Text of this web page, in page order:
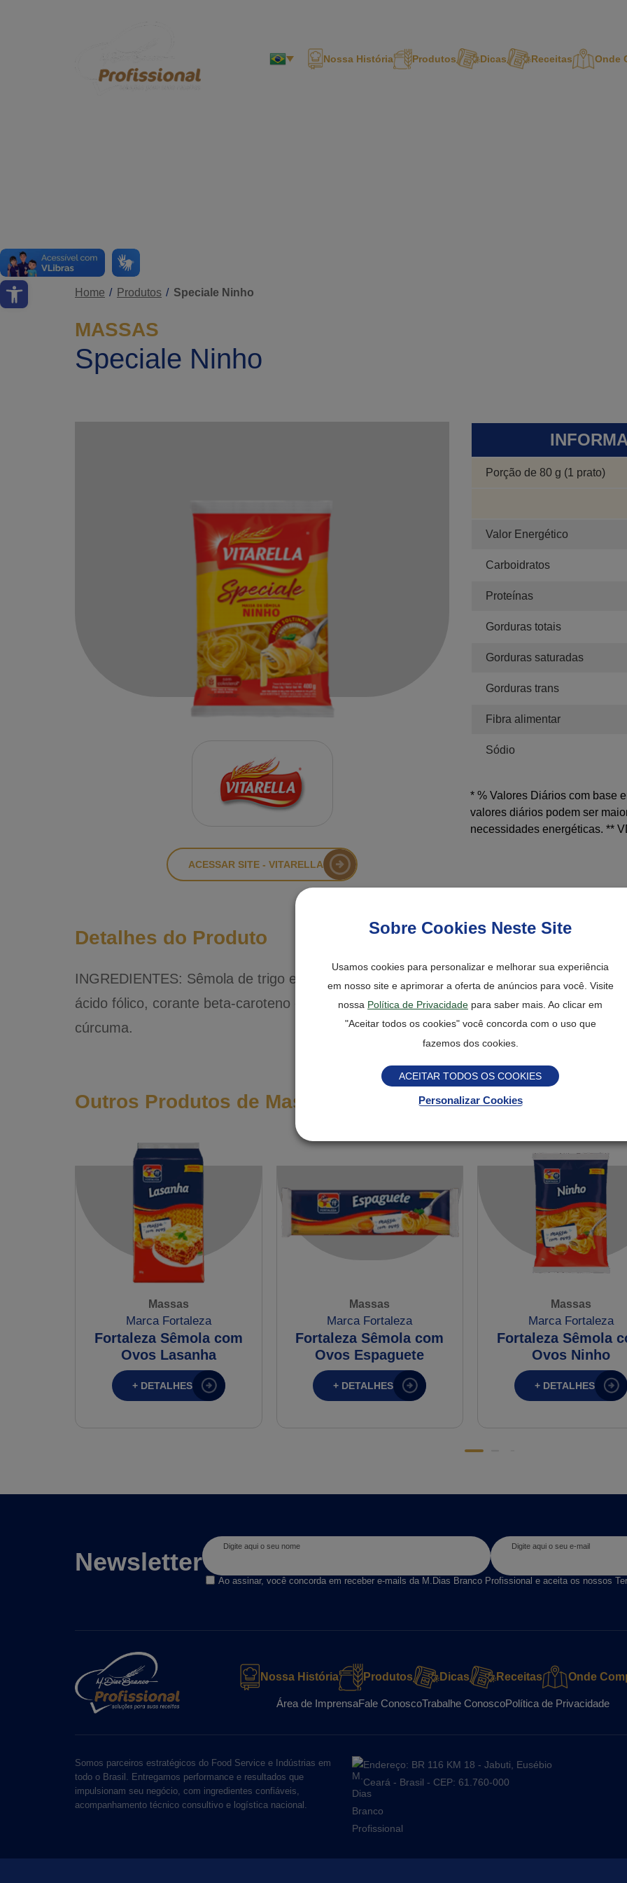
Abrir a barra de ferramentas
Nossa História Produtos Dicas Receitas Onde
Home Produtos Speciale Ninho
MASSAS
Speciale Ninho
ACESSAR SITE - VITARELLA
Porção de 80 g (1 prato)
Valor Energético
Carboidratos
Proteínas
Gorduras totais
Gorduras saturadas
Gorduras trans
Fibra alimentar
Sódio
* % Valores Diários com base
valores diários podem ser
necessidades energéticas. **
Detalhes do Produto
INGREDIENTES: Sêmola de trigo enriquecida com ferro e
ácido fólico, corante beta-caroteno ou corantes: urucum e
cúrcuma.
CONTÉM GLÚTEN.
TRIGO. PODE
E SOJA.
Outros Produtos de Massas
Massas
Marca Fortaleza
Fortaleza Sêmola com
Ovos Lasanha
+ DETALHES
Massas
Marca Fortaleza
Fortaleza Sêmola com
Ovos Espaguete
+ DETALHES
Massas
Marca Fortaleza
Fortaleza Sêmola
Ovos Ninho
+ DETALHES
Newsletter
Digite aqui o seu nome Digite aqui o seu e-mail
Ao assinar, você concorda em receber e-mails da M.Dias Branco Profissional e aceita os nossos
Nossa História Produtos Dicas Receitas Onde
Área de ImprensaFale ConoscoTrabalhe ConoscoPolítica de Privacidade
Somos parceiros estratégicos do Food Service e Indústrias em
todo o Brasil. Entregamos performance e resultados que
impulsionam seu negócio, com ingredientes confiáveis,
acompanhamento técnico consultivo e logística nacional.
Endereço: BR 116 KM 18 - Jabuti, Eusébio
Ceará - Brasil - CEP: 61.760-000
Sobre Cookies Neste Site
Usamos cookies para personalizar e melhorar sua experiência
em nosso site e aprimorar a oferta de anúncios para você. Visite
nossa Política de Privacidade para saber mais. Ao clicar em
"Aceitar todos os cookies" você concorda com o uso que
fazemos dos cookies.
ACEITAR TODOS OS COOKIES
Personalizar Cookies